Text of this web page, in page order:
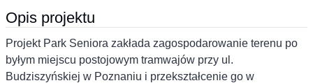
Opis projektu
Projekt Park Seniora zakłada zagospodarowanie terenu po
byłym miejscu postojowym tramwajów przy ul.
Budziszyńskiej w Poznaniu i przekształcenie go w